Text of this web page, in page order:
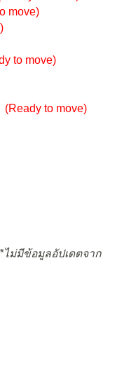
move)
to move)
(Ready to move)
*ไม่มีข้อมูลอัปเดตจาก